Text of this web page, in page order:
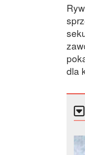
dla